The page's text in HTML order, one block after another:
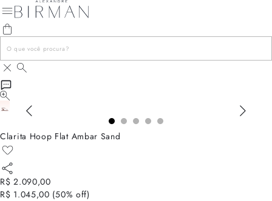
Clarita Hoop Flat Ambar Sand
R$ 2.090,00
R$ 1.045,00 (50% off)